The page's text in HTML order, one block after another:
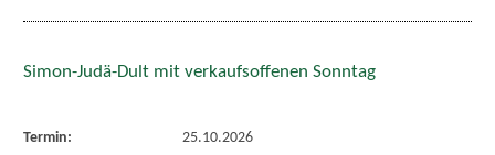
Simon-Judä-Dult mit verkaufsoffenen Sonntag
Termin:
25.10.2026